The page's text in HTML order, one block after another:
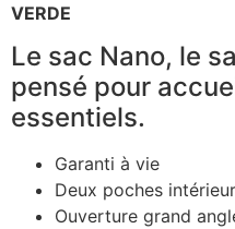
VERDE
Le sac Nano, le
pensé pour
essentiels.
Garanti à vie
Deux poches
Ouverture grand